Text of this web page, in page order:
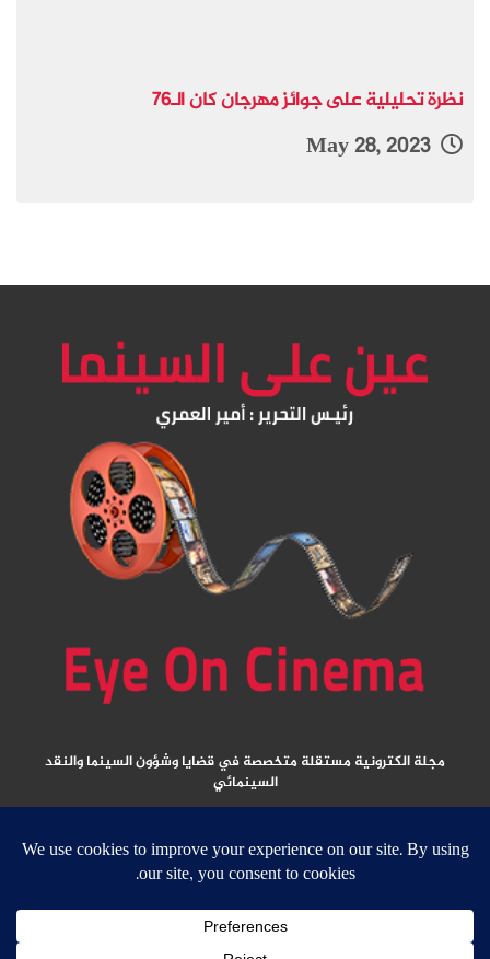
نظرة تحليلية على جوائز مهرجان كان الـ76
May 28, 2023
مجلة الكترونية مستقلة متخصصة في قضايا وشؤون السينما والنقد
السينمائي
جميع الحقوق محفوظة ولا يسمح بإعادة نشر أي مادة من المواد المنشورة في هذا
الموقع إلا بعد الحصول على تصريح مكتوب من الناشر/ رئيس التحرير